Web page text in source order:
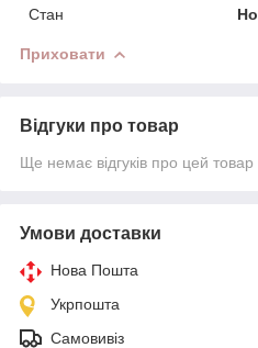
Стан
Приховати
Відгуки про товар
Ще немає відгуків про цей товар
Умови доставки
Нова Пошта
Укрпошта
Самовивіз